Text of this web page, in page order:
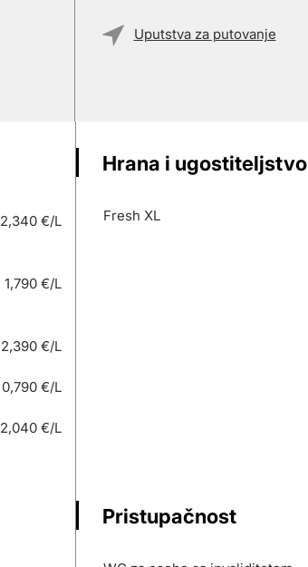
Uputstva za putovanje
2,340 €/L
1,790 €/L
2,390 €/L
0,790 €/L
2,040 €/L
Hrana i ugostiteljstvo
Fresh XL
Pristupačnost